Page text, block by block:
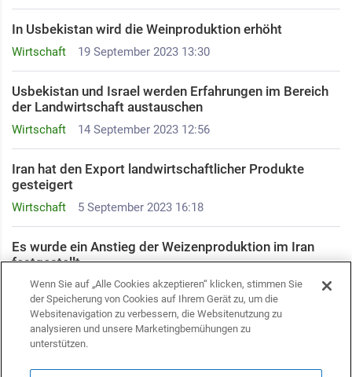
Wirtschaft 19 September 2023 13:30
In Usbekistan wird die Weinproduktion erhöht
Wirtschaft 14 September 2023 12:56
Usbekistan und Israel werden Erfahrungen im Bereich
der Landwirtschaft austauschen
Wirtschaft 5 September 2023 16:18
Iran hat den Export landwirtschaftlicher Produkte
gesteigert
Wirtschaft 1 September 2023 01:22
Es wurde ein Anstieg der Weizenproduktion im Iran
festgestellt
Wirtschaft 29 August 2023 10:58
Georgien steigerte den Export von Agrarlebensmitteln
Wenn Sie auf „Alle Cookies akzeptieren“ klicken, stimmen Sie
der Speicherung von Cookies auf Ihrem Gerät zu, um die
Websitenavigation zu verbessern, die Websitenutzung zu
analysieren und unsere Marketingbemühungen zu
unterstützen.